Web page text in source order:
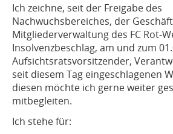
Ich zeichne, seit der Freigabe des
Nachwuchsbereiches, der
Mitgliederverwaltung des FC Rot-
Insolvenzbeschlag, am und zum
Aufsichtsratsvorsitzender,
seit diesem Tag eingeschlagenen
diesen möchte ich gerne weiter
mitbegleiten.
Ich stehe für: